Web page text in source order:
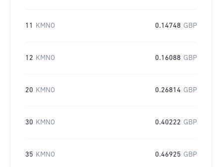
11 KMNO 0.14748 GBP
12 KMNO 0.16088 GBP
20 KMNO 0.26814 GBP
30 KMNO 0.40222 GBP
35 KMNO 0.46925 GBP